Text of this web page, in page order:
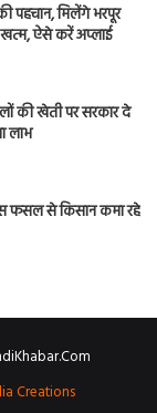
पहचान, मिलेंगे भरपूर
खत्म, ऐसे करें अप्लाई
की खेती पर सरकार दे
लाभ
फसल से किसान कमा रहे
Creations